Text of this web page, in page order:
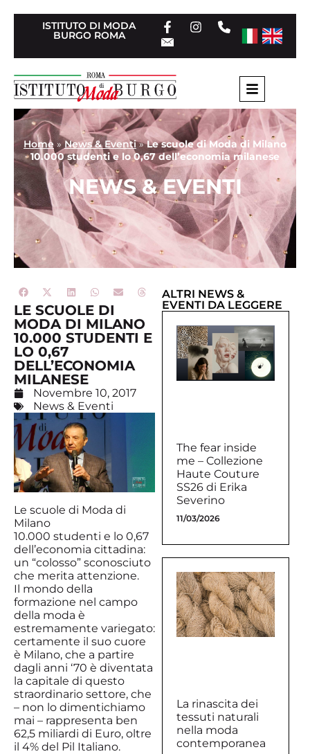
ISTITUTO DI MODA
BURGO ROMA
Home»News & Eventi»Le scuole di Moda di Milano
10.000 studenti e lo 0,67 dell’economia milanese
NEWS & EVENTI
LE SCUOLE DI
MODA DI MILANO
10.000 STUDENTI E
LO 0,67
DELL’ECONOMIA
MILANESE
Novembre 10, 2017
News & Eventi
Le scuole di Moda di
Milano
10.000 studenti e lo 0,67
dell’economia cittadina:
un “colosso” sconosciuto
che merita attenzione.
Il mondo della
formazione nel campo
della moda è
estremamente variegato:
certamente il suo cuore
è Milano, che a partire
dagli anni ‘70 è diventata
la capitale di questo
straordinario settore, che
– non lo dimentichiamo
mai – rappresenta ben
62,5 miliardi di Euro, oltre
il 4% del Pil Italiano.
ALTRI NEWS &
EVENTI DA LEGGERE
The fear inside
me – Collezione
Haute Couture
SS26 di Erika
Severino
11/03/2026
La rinascita dei
tessuti naturali
nella moda
contemporanea